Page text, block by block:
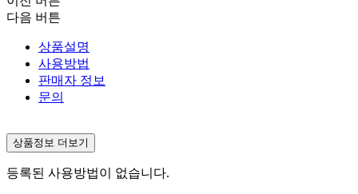
다음 버튼
상품설명
사용방법
판매자 정보
문의
상품정보 더보기
등록된 사용방법이 없습니다.